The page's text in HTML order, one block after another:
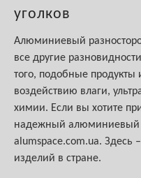
уголков
Алюминиевый
все другие
того, подобные продукты
воздействию влаги,
химии. Если вы хотите
надежный алюминиевый
alumspace.com.ua.
изделий в стране.